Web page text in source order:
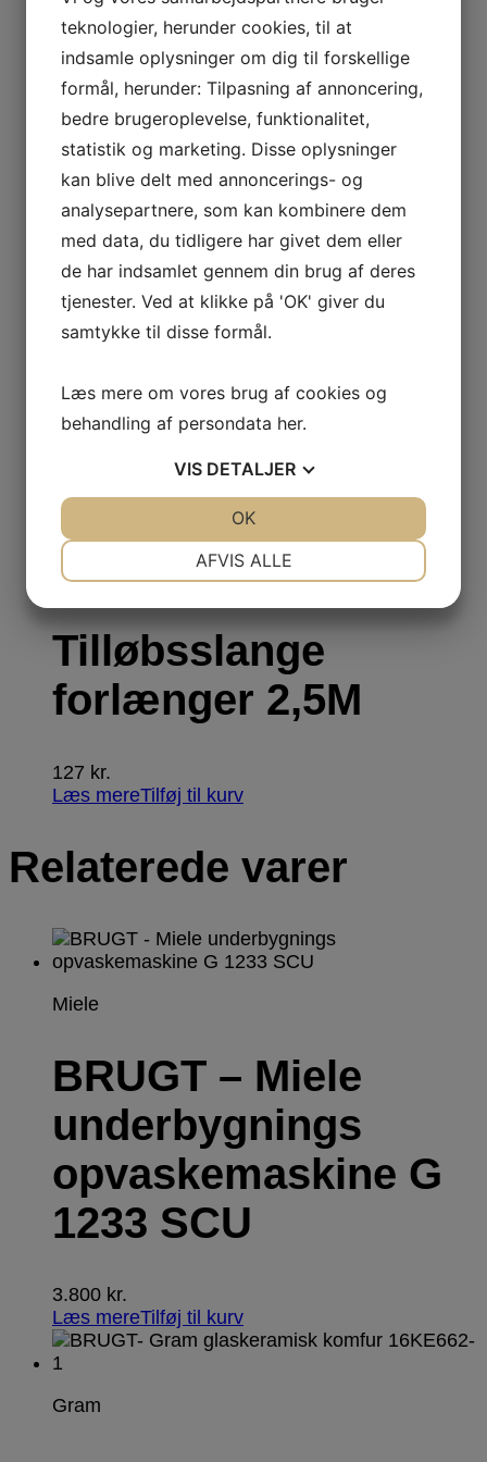
forlænger 2,5M
115kr.
Læs mereTilføj til kurv
Tilbehør
Drypbakke 60 cm til
opvaske- &
E2WHD600
Læs mere
Tilføj til kurv
Tilbehør
Tilløbsslange
forlænger 2,5M
127 kr.
Læs mereTilføj til kurv
Relaterede varer
Miele
BRUGT – Miele
underbygnings
opvaskemaskine G
1233 SCU
3.800 kr.
Læs mereTilføj til kurv
Gram
teknologier, herunder cookies, til at
indsamle oplysninger om dig til forskellige
formål, herunder: Tilpasning af annoncering,
bedre brugeroplevelse, funktionalitet,
statistik og marketing. Disse oplysninger
kan blive delt med annoncerings- og
analysepartnere, som kan kombinere dem
med data, du tidligere har givet dem eller
de har indsamlet gennem din brug af deres
tjenester. Ved at klikke på 'OK' giver du
samtykke til disse formål.
Læs mere om vores brug af cookies og
behandling af persondata her.
VIS DETALJER
AFVIS ALLE
OK